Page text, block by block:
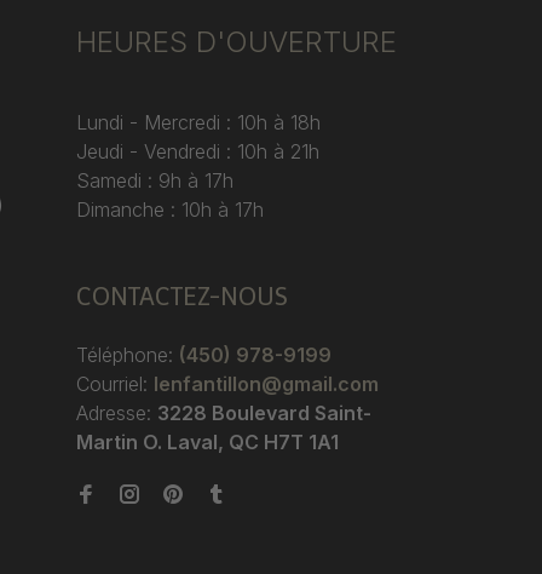
HEURES D'OUVERTURE
Lundi - Mercredi : 10h à 18h
Jeudi - Vendredi : 10h à 21h
Samedi : 9h à 17h
Dimanche : 10h à 17h
CONTACTEZ-NOUS
Téléphone: (450) 978-9199
Courriel: lenfantillon@gmail.com
Adresse: 3228 Boulevard Saint-
Martin O. Laval, QC H7T 1A1